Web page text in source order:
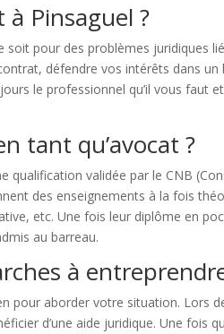
Pinsaguel ?
pour des problèmes juridiques
défendre vos intérêts dans
le professionnel qu’il vous faut
tant qu’avocat ?
qualification validée par le CNB
des enseignements à la fois
etc. Une fois leur diplôme en
au barreau.
à
pour aborder votre situation. Lors
d’une aide juridique. Une fois